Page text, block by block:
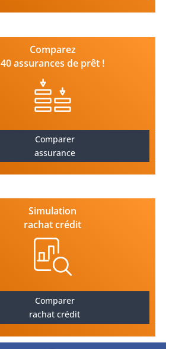
Comparez
40 assurances de prêt !
Comparer
assurance
Simulation
rachat crédit
Comparer
rachat crédit